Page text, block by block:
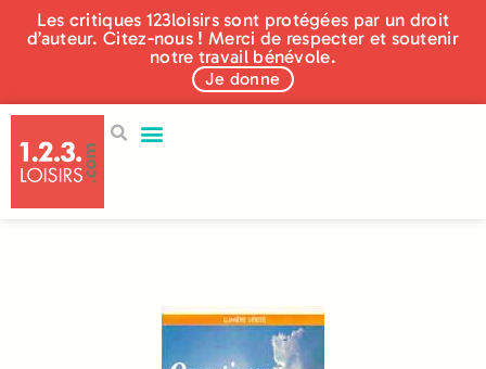
Les critiques 123loisirs sont protégées par un droit
d’auteur. Citez-nous ! Merci de respecter et soutenir
notre travail bénévole.
Je donne